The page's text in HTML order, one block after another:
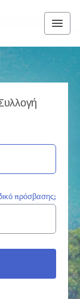
πρόσβασης;